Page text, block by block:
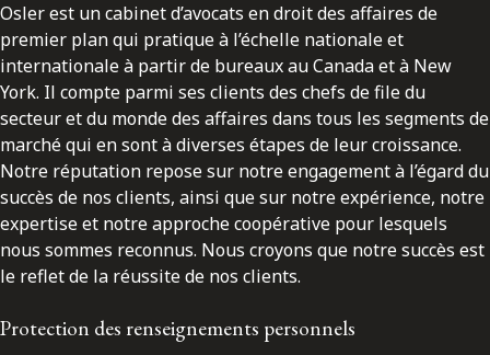
Osler est un cabinet d’avocats en droit des affaires de
premier plan qui pratique à l’échelle nationale et
internationale à partir de bureaux au Canada et à New
York. Il compte parmi ses clients des chefs de file du
secteur et du monde des affaires dans tous les segments de
marché qui en sont à diverses étapes de leur croissance.
Notre réputation repose sur notre engagement à l’égard du
succès de nos clients, ainsi que sur notre expérience, notre
expertise et notre approche coopérative pour lesquels
nous sommes reconnus. Nous croyons que notre succès est
le reflet de la réussite de nos clients.
Protection des renseignements personnels